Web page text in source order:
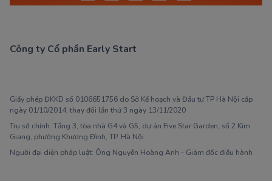
Công ty Cổ phần Early Start
Giấy phép ĐKKD số 0106651756 do Sở Kế hoạch và Đầu tư TP Hà Nội cấp
ngày 01/10/2014, thay đổi lần thứ 3 ngày 13/11/2020
Trụ sở chính: Tầng 3, tòa nhà G4 và G5, dự án Five Star Garden, số 2 Kim
Giang, phường Khương Đình, TP. Hà Nội
Người đại diện pháp luật: Ông Nguyễn Hoàng Anh - Giám đốc điều hành